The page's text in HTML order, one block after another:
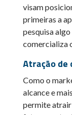
visam
primeiras a
pesquisa
comercializa
Atração de
Como o
alcance e
permite atrair